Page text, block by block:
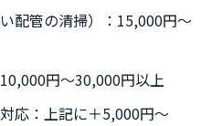
配管の清掃）：15,000円～
円～30,000円以上
応：上記に＋5,000円～